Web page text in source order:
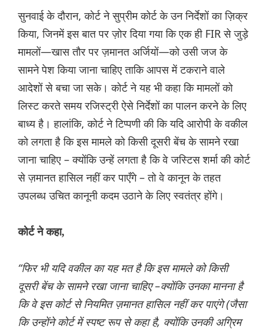
सुनवाई के दौरान, कोर्ट ने सुप्रीम कोर्ट के उन निर्देशों का ज़िक्र
किया, जिनमें इस बात पर ज़ोर दिया गया कि एक ही FIR से जुड़े
मामलों—खास तौर पर ज़मानत अर्जियों—को उसी जज के
सामने पेश किया जाना चाहिए ताकि आपस में टकराने वाले
आदेशों से बचा जा सके। कोर्ट ने यह भी कहा कि मामलों को
लिस्ट करते समय रजिस्ट्री ऐसे निर्देशों का पालन करने के लिए
बाध्य है। हालांकि, कोर्ट ने टिप्पणी की कि यदि आरोपी के वकील
को लगता है कि इस मामले को किसी दूसरी बेंच के सामने रखा
जाना चाहिए – क्योंकि उन्हें लगता है कि वे जस्टिस शर्मा की कोर्ट
से ज़मानत हासिल नहीं कर पाएँगे – तो वे कानून के तहत
उपलब्ध उचित कानूनी कदम उठाने के लिए स्वतंत्र होंगे।
कोर्ट ने कहा,
“फिर भी यदि वकील का यह मत है कि इस मामले को किसी
दूसरी बेंच के सामने रखा जाना चाहिए –क्योंकि उनका मानना ​​है
कि वे इस कोर्ट से नियमित ज़मानत हासिल नहीं कर पाएंगे (जैसा
कि उन्होंने कोर्ट में स्पष्ट रूप से कहा है, क्योंकि उनकी अग्रिम